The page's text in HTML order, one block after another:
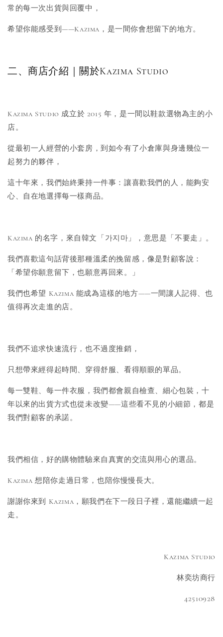
常的每一次出貨與回覆中，
希望你能感受到——Kazima，是一間你會想留下的地方。
二、商店介紹｜關於Kazima Studio
Kazima Studio 成立於 2015 年，是一間以鞋款選物為主的小
店。
從最初一人經營的小套房，到如今有了小倉庫與身邊幾位一
起努力的夥伴，
這十年來，我們始終秉持一件事：讓喜歡我們的人，能夠安
心、自在地選擇每一樣商品。
Kazima 的名字，來自韓文「가지마」，意思是「不要走」。
我們喜歡這句話背後那種溫柔的挽留感，像是對顧客說：
「希望你願意留下，也願意再回來。」
我們也希望 Kazima 能成為這樣的地方——一間讓人記得、也
值得再次走進的店。
我們不追求快速流行，也不過度推銷，
只想帶來經得起時間、穿得舒服、看得順眼的單品。
每一雙鞋、每一件衣服，我們都會親自檢查、細心包裝，十
年以來的出貨方式也從未改變——這些看不見的小細節，都是
我們對顧客的承諾。
我們相信，好的購物體驗來自真實的交流與用心的選品。
Kazima 想陪你走過日常，也陪你慢慢長大。
謝謝你來到 Kazima，願我們在下一段日子裡，還能繼續一起
走。
Kazima Studio
林奕坊商行
42510928